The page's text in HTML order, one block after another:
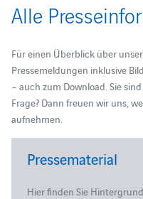
Alle
Für einen Überblick über
Pressemeldungen inklusive
– auch zum Download. Sie
Frage? Dann freuen wir uns,
aufnehmen.
Pressematerial
Hier finden Sie